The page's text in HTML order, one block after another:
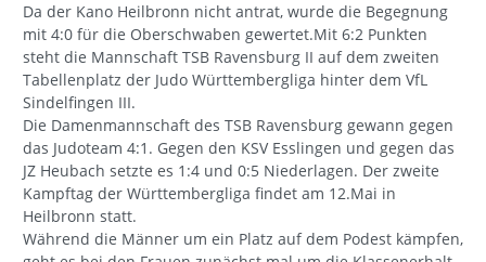
Da der Kano Heilbronn nicht antrat, wurde die Begegnung
mit 4:0 für die Oberschwaben gewertet.Mit 6:2 Punkten
steht die Mannschaft TSB Ravensburg II auf dem zweiten
Tabellenplatz der Judo Württembergliga hinter dem VfL
Sindelfingen III.
Die Damenmannschaft des TSB Ravensburg gewann gegen
das Judoteam 4:1. Gegen den KSV Esslingen und gegen das
JZ Heubach setzte es 1:4 und 0:5 Niederlagen. Der zweite
Kampftag der Württembergliga findet am 12.Mai in
Heilbronn statt.
Während die Männer um ein Platz auf dem Podest kämpfen,